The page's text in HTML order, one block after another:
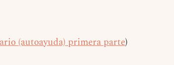
(autoayuda) primera parte)